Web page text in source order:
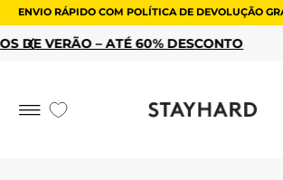
ENVIO RÁPIDO COM POLÍTICA DE DEVOLUÇÃO
COMPRE